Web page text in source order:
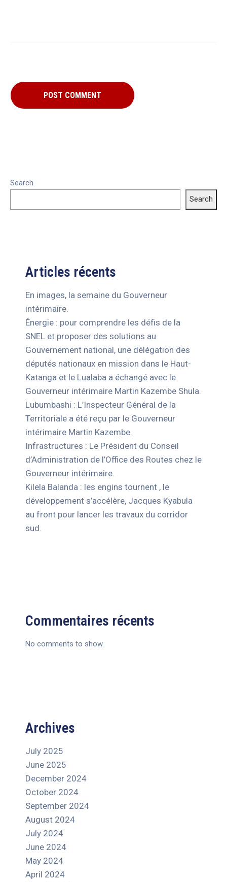
Search
Search
Articles récents
En images, la semaine du Gouverneur
intérimaire.
Énergie : pour comprendre les défis de la
SNEL et proposer des solutions au
Gouvernement national, une délégation des
députés nationaux en mission dans le Haut-
Katanga et le Lualaba a échangé avec le
Gouverneur intérimaire Martin Kazembe Shula.
Lubumbashi : L’Inspecteur Général de la
Territoriale a été reçu par le Gouverneur
intérimaire Martin Kazembe.
Infrastructures : Le Président du Conseil
d’Administration de l’Office des Routes chez le
Gouverneur intérimaire.
Kilela Balanda : les engins tournent , le
développement s’accélère, Jacques Kyabula
au front pour lancer les travaux du corridor
sud.
Commentaires récents
No comments to show.
Archives
July 2025
June 2025
December 2024
October 2024
September 2024
August 2024
July 2024
June 2024
May 2024
April 2024